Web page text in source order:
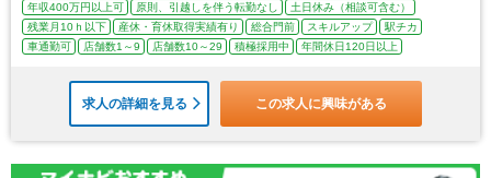
年収400万円以上可 原則、引越しを伴う転勤なし
土日休み（相談可含む）
残業月10ｈ以下
産休・育休取得実績有り 総合門前 スキルアップ
駅チカ
車通勤可
店舗数1～9 店舗数10～29 積極採用中 年間休日120日以上
求人の詳細を見る この求人に興味がある